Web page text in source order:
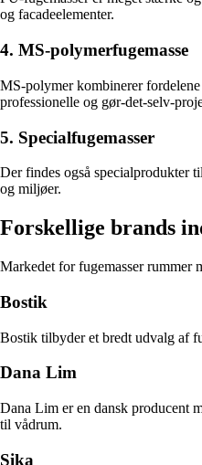
og facadeelementer.
4. MS-polymerfugemasse
MS-polymer kombinerer
professionelle og gør-det-selv-
5. Specialfugemasser
Der findes også specialprodukter
og miljøer.
Forskellige brands
Markedet for fugemasser rummer
Bostik
Bostik tilbyder et bredt udvalg af
Dana Lim
Dana Lim er en dansk producent
til vådrum.
Sika